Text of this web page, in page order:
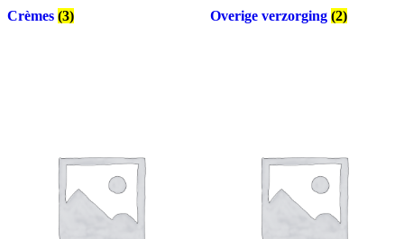
Crèmes (3) Overige verzorging (2)